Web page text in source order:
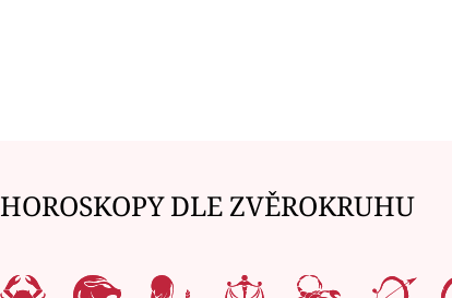
HOROSKOPY DLE ZVĚROKRUHU